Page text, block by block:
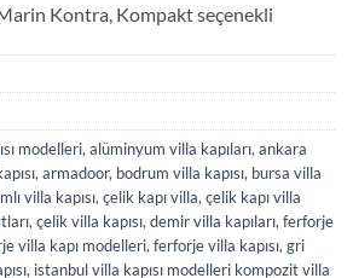
Kontra, Kompakt seçenekli
modelleri, alüminyum villa kapıları, ankara
, armadoor, bodrum villa kapısı, bursa villa
villa kapısı, çelik kapı villa, çelik kapı villa
, çelik villa kapısı, demir villa kapıları, ferforje
villa kapı modelleri, ferforje villa kapısı, gri
, istanbul villa kapısı modelleri kompozit villa